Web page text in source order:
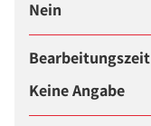
Nein
Bearbeitungszeit
Keine Angabe